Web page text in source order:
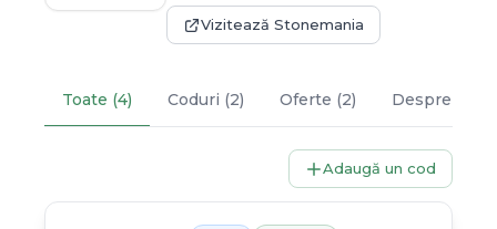
Vizitează Stonemania
Toate (4) Coduri (2) Oferte (2) Despre
Adaugă un cod